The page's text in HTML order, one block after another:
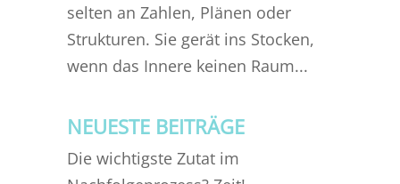
selten an Zahlen, Plänen oder
Strukturen. Sie gerät ins Stocken,
wenn das Innere keinen Raum...
NEUESTE BEITRÄGE
Die wichtigste Zutat im